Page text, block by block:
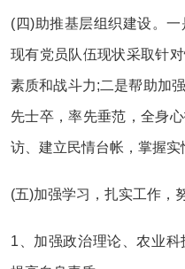
(四)助推基层组织建设。
现有党员队伍现状采取针
素质和战斗力;二是帮助加
先士卒，率先垂范，全身
访、建立民情台帐，掌握实
(五)加强学习，扎实工作，
1、加强政治理论、农业